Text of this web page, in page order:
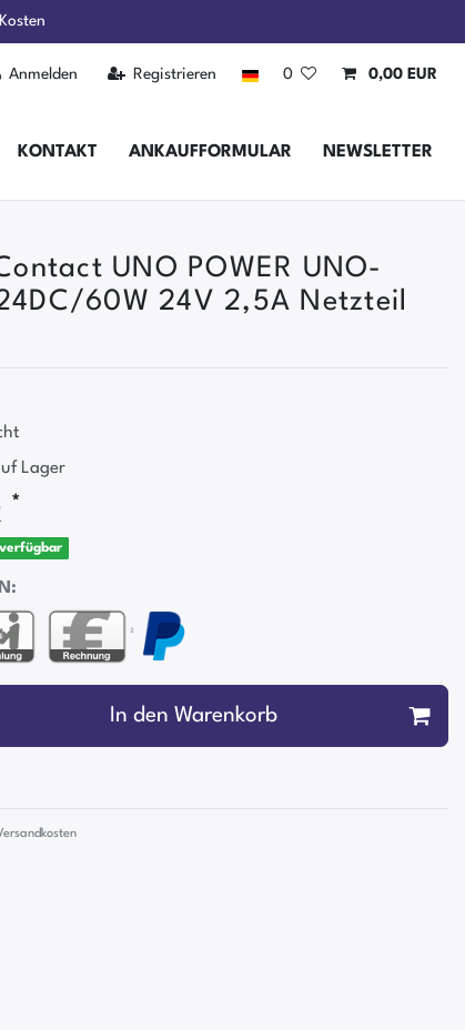
Anmelden Registrieren 0 0,00 EUR
KONTAKT ANKAUFFORMULAR NEWSLETTER
UNO POWER UNO-
60W 24V 2,5A Netzteil
Lager
*
²
In den Warenkorb